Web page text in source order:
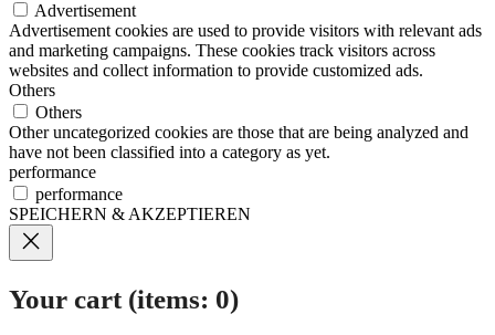
Advertisement
Advertisement cookies are used to provide visitors with relevant ads
and marketing campaigns. These cookies track visitors across
websites and collect information to provide customized ads.
Others
Others
Other uncategorized cookies are those that are being analyzed and
have not been classified into a category as yet.
performance
performance
SPEICHERN & AKZEPTIEREN
Your cart (items: 0)